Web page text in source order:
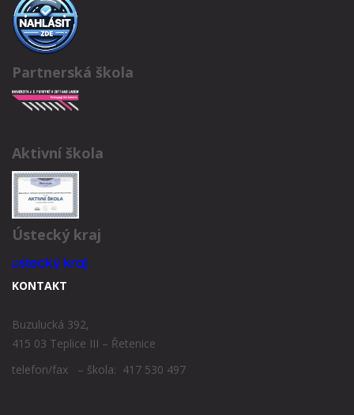
Partnerská škola
Aktivní škola
Ústecký kraj
KONTAKT
Buzulucká 392,
415 03 Teplice III – Řetenice
telefon/fax – škola: 417 530 497